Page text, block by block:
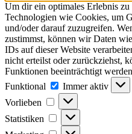
Um dir ein optimales Erlebnis
Technologien wie Cookies, um
und/oder darauf zuzugreifen.
zustimmst, können wir Daten
IDs auf dieser Website
nicht erteilst oder zurückziehst,
Funktionen beeinträchtigt
Funktional
Funktional
Immer aktiv
Vorlieben
Vorlieben
Statistiken Statistiken
Marketing